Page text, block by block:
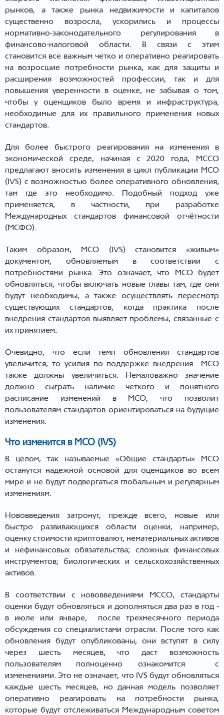
рынков, а также рынка недвижимости и капиталов
существенно возросла, ускорились и процессы
нормативно-законодательного регулирования в
финансово-налоговой области. В связи с этим
становится все важным четко и оперативно реагировать
на возросшие потребности рынка, как для защиты и
расширения возможностей профессии, так и для
повышения уверенности в оценке, не забывая о том,
чтобы у оценщиков было время и инфраструктура,
необходимые для их правильного применения новых
стандартов.
Для более быстрого реагирования на изменения в
экономической среде, начиная с 2020 года, МССО
предлагают вносить изменения в цикл публикации МСО
(IVS) с возможностью более оперативного обновления,
там где это необходимо. Подобный подход уже
применяется, в частности, при разработке
Международных стандартов финансовой отчётности
(МСФО).
Таким образом, МСО (IVS) становится «живым»
документом, обновляемым в соответствии с
потребностями рынка. Это означает, что МСО будет
обновляться, чтобы включать новые главы там, где они
будут необходимы, а также осуществлять пересмотр
существующих стандартов, когда практика после
внедрения стандартов выявляет проблемы, связанные с
их принятием.
Очевидно, что если темп обновления стандартов
увеличится, то усилия по поддержке внедрения МСО
также должны увеличиться. Немаловажно значение
должно сыграть наличие четкого и понятного
расписание изменений в МСО, что позволит
пользователям стандартов ориентироваться на будущие
изменения.
Что изменится в МСО (IVS)
В целом, так называемые «Общие стандарты» МСО
останутся надежной основой для оценщиков во всем
мире и не будут подвергаться глобальным и регулярным
изменениям.
Нововведения затронут, прежде всего, новые или
быстро развивающихся области оценки, например,
оценку стоимости криптовалют, нематериальных активов
и нефинансовых обязательства; сложных финансовых
инструментов; биологических и сельскохозяйственных
активов.
В соответствии с нововведениями МССО, стандарты
оценки будут обновляться и дополняться два раз в год -
в июле или январе, после трехмесячного периода
обсуждения со специалистами отрасли. После того как
обновления будут опубликованы, они вступят в силу
через шесть месяцев, что даст возможность
пользователям полноценно ознакомится с
изменениями. Это не означает, что IVS будут обновляться
каждые шесть месяцев, но данная модель позволяет
оперативно реагировать на потребности рынка,
которые будут отслеживаться Международным советом